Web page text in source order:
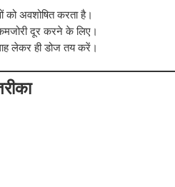
को अवशोषित करता है।
दूर करने के लिए।
लेकर ही डोज तय करें।